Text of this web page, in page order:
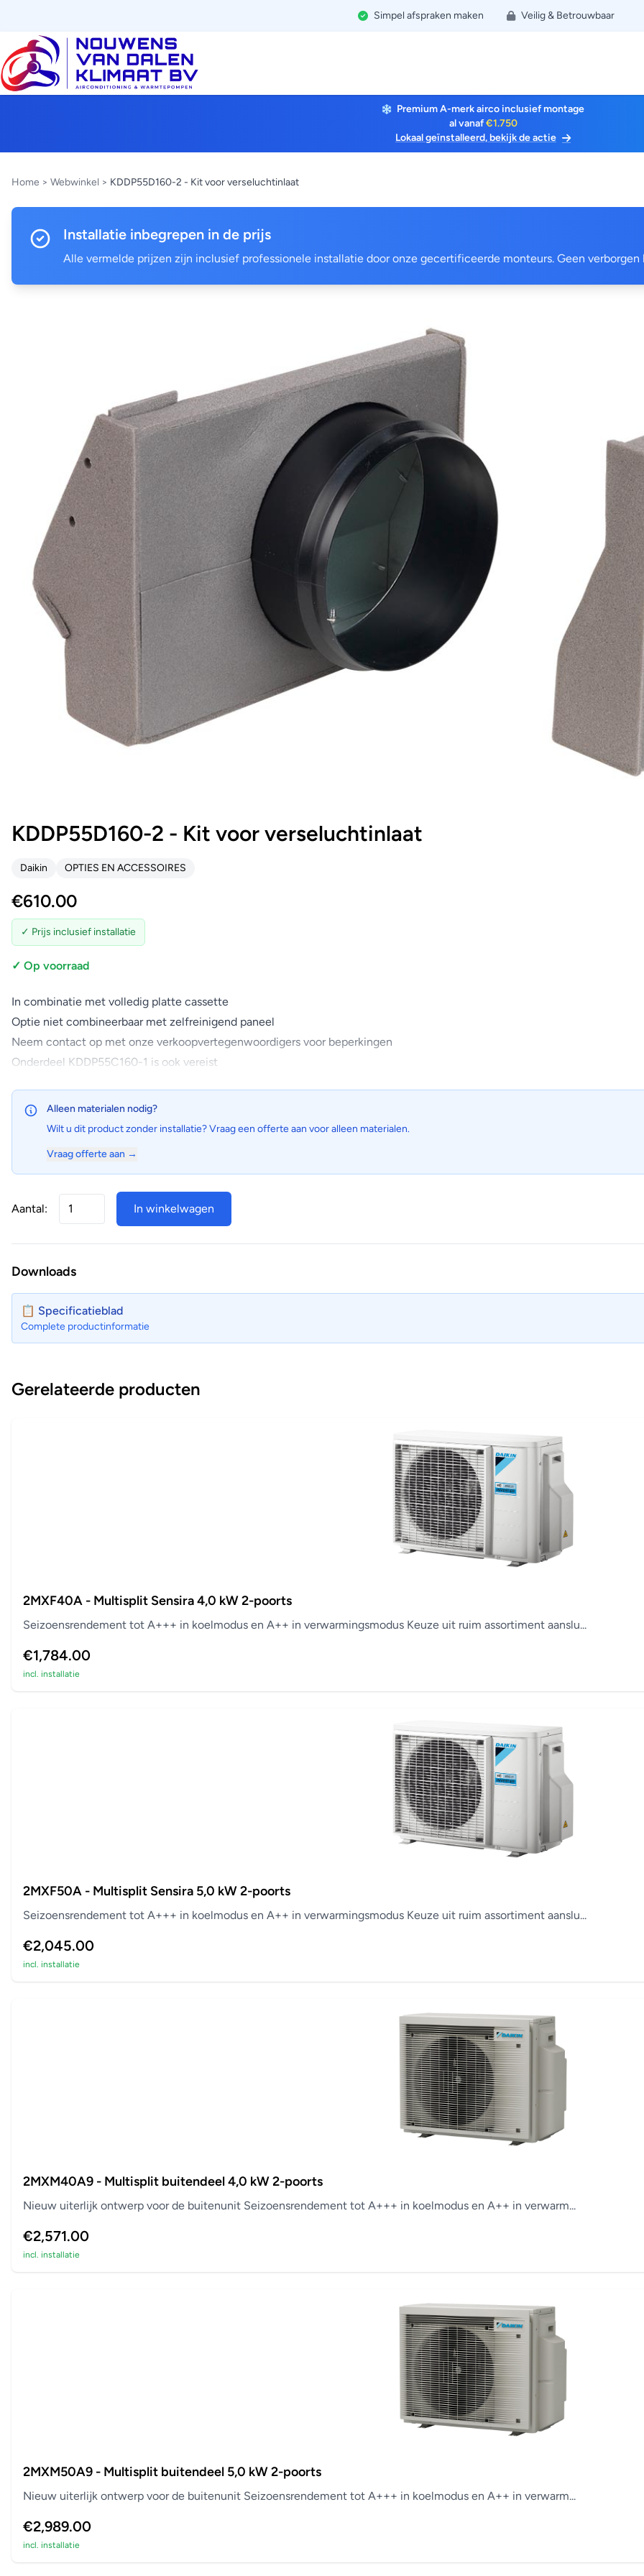
Simpel afspraken maken Veilig & Betrouwbaar
Premium A-merk airco inclusief montage
al vanaf€1.750
Lokaal geïnstalleerd, bekijk de actie
Home > Webwinkel > KDDP55D160-2 - Kit voor verseluchtinlaat
Installatie inbegrepen in de prijs
Alle vermelde prijzen zijn inclusief professionele installatie door onze gecertificeerde monteurs. Geen verborgen
KDDP55D160-2 - Kit voor verseluchtinlaat
Daikin OPTIES EN ACCESSOIRES
€610.00
✓ Prijs inclusief installatie
✓ Op voorraad
In combinatie met volledig platte cassette
Optie niet combineerbaar met zelfreinigend paneel
Neem contact op met onze verkoopvertegenwoordigers voor beperkingen
Onderdeel KDDP55C160-1 is ook vereist
Alleen materialen nodig?
Wilt u dit product zonder installatie? Vraag een offerte aan voor alleen materialen.
Vraag offerte aan →
Aantal: In winkelwagen
Downloads
📋 Specificatieblad
Complete productinformatie
Gerelateerde producten
2MXF40A - Multisplit Sensira 4,0 kW 2-poorts
Seizoensrendement tot A+++ in koelmodus en A++ in verwarmingsmodus Keuze uit ruim assortiment aanslu...
€1,784.00
incl. installatie
2MXF50A - Multisplit Sensira 5,0 kW 2-poorts
Seizoensrendement tot A+++ in koelmodus en A++ in verwarmingsmodus Keuze uit ruim assortiment aanslu...
€2,045.00
incl. installatie
2MXM40A9 - Multisplit buitendeel 4,0 kW 2-poorts
Nieuw uiterlijk ontwerp voor de buitenunit Seizoensrendement tot A+++ in koelmodus en A++ in verwarm...
€2,571.00
incl. installatie
2MXM50A9 - Multisplit buitendeel 5,0 kW 2-poorts
Nieuw uiterlijk ontwerp voor de buitenunit Seizoensrendement tot A+++ in koelmodus en A++ in verwarm...
€2,989.00
incl. installatie